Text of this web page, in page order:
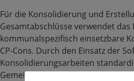
Für die Konsolidierung und
Gesamtabschlüsse verwendet das
kommunalspezifisch einsetzbare
CP-Cons. Durch den Einsatz der
Konsolidierungsarbeiten
Gemeinden und Städte